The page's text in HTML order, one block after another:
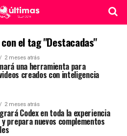
el tag "Destacadas"
2 meses atrás
una herramienta para
creados con inteligencia
2 meses atrás
Codex en toda la experiencia
y prepara nuevos complementos